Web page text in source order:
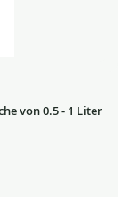
von 0.5 - 1 Liter